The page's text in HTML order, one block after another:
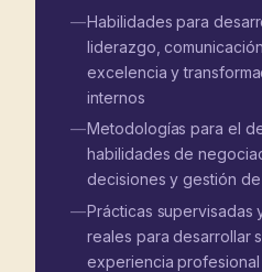
Habilidades para
liderazgo,
excelencia y
internos
Metodologías para el
habilidades de
decisiones y gestión
Prácticas supervisadas
reales para desarrollar
experiencia profesional